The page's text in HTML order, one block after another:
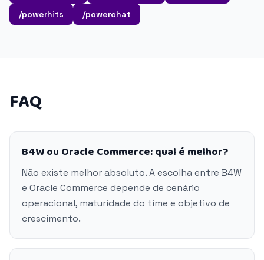
/powerhits /powerchat
FAQ
B4W ou Oracle Commerce: qual é melhor?
Não existe melhor absoluto. A escolha entre B4W
e Oracle Commerce depende de cenário
operacional, maturidade do time e objetivo de
crescimento.